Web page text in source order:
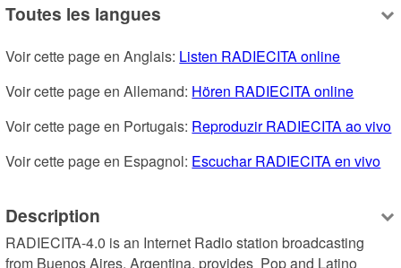
Toutes les langues
Voir cette page en Anglais: Listen RADIECITA online
Voir cette page en Allemand: Hören RADIECITA online
Voir cette page en Portugais: Reproduzir RADIECITA ao vivo
Voir cette page en Espagnol: Escuchar RADIECITA en vivo
Description
RADIECITA-4.0 is an Internet Radio station broadcasting
from Buenos Aires, Argentina, provides  Pop and Latino